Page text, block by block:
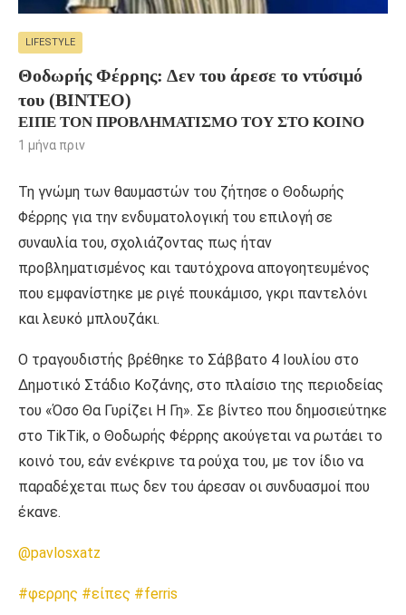
LIFESTYLE
Θοδωρής Φέρρης: Δεν του άρεσε το ντύσιμό
του (ΒΙΝΤΕΟ)
ΕΊΠΕ ΤΟΝ ΠΡΟΒΛΗΜΑΤΙΣΜΌ ΤΟΥ ΣΤΟ ΚΟΙΝΌ
1 μήνα πριν
Τη γνώμη των θαυμαστών του ζήτησε ο Θοδωρής
Φέρρης για την ενδυματολογική του επιλογή σε
συναυλία του, σχολιάζοντας πως ήταν
προβληματισμένος και ταυτόχρονα απογοητευμένος
που εμφανίστηκε με ριγέ πουκάμισο, γκρι παντελόνι
και λευκό μπλουζάκι.
Ο τραγουδιστής βρέθηκε το Σάββατο 4 Ιουλίου στο
Δημοτικό Στάδιο Κοζάνης, στο πλαίσιο της περιοδείας
του «Όσο Θα Γυρίζει Η Γη». Σε βίντεο που δημοσιεύτηκε
στο TikTik, ο Θοδωρής Φέρρης ακούγεται να ρωτάει το
κοινό του, εάν ενέκρινε τα ρούχα του, με τον ίδιο να
παραδέχεται πως δεν του άρεσαν οι συνδυασμοί που
έκανε.
@pavlosxatz
#φερρης #είπες #ferris